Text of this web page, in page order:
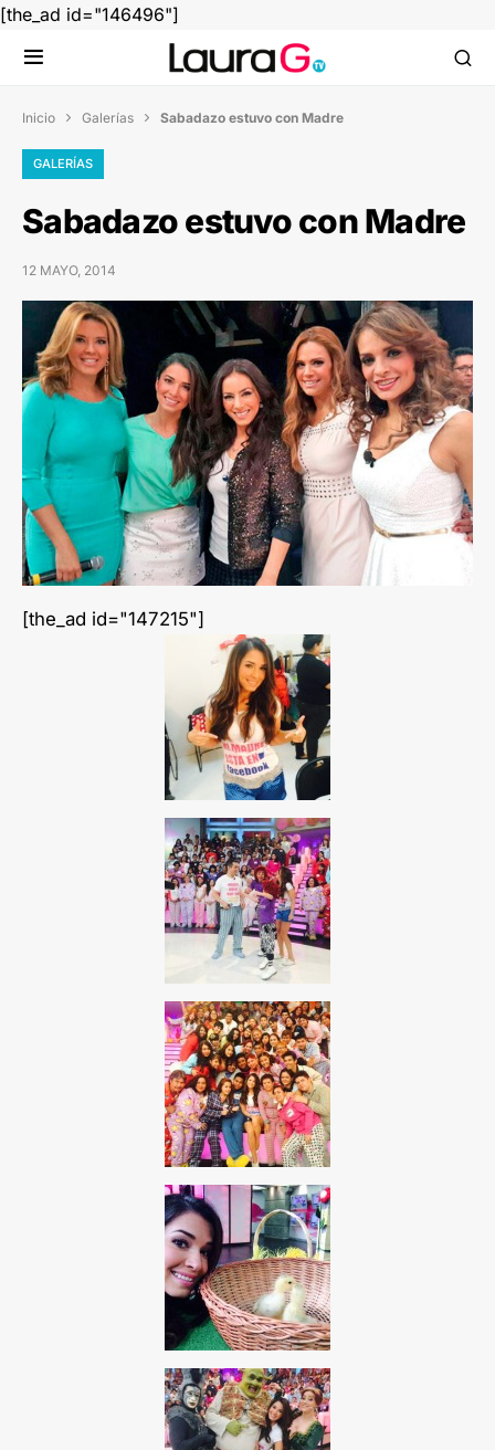
[the_ad id="146496"]
Inicio  Galerías  Sabadazo estuvo con Madre
GALERÍAS
Sabadazo estuvo con Madre
12 MAYO, 2014
[the_ad id="147215"]